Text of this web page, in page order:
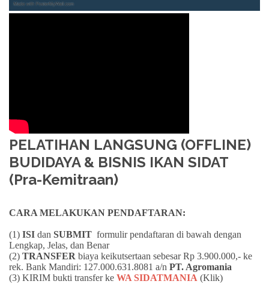
PELATIHAN LANGSUNG (OFFLINE)
BUDIDAYA & BISNIS IKAN SIDAT
(Pra-Kemitraan)
CARA MELAKUKAN PENDAFTARAN:
(1) ISI dan SUBMIT formulir pendaftaran di bawah dengan
Lengkap, Jelas, dan Benar
(2) TRANSFER biaya keikutsertaan sebesar Rp 3.900.000,- ke
rek. Bank Mandiri: 127.000.631.8081 a/n PT. Agromania
(3) KIRIM bukti transfer ke WA SIDATMANIA (Klik)